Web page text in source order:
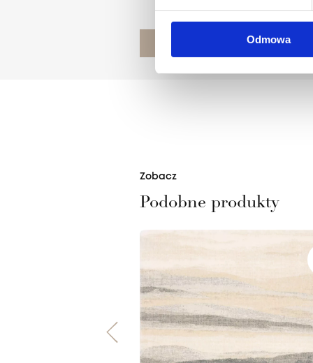
Odmowa
POZNAJ PROJEKTANTA
Zobacz
Podobne produkty